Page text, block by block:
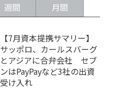
週間 月間
【7月資本提携サマリー】
サッポロ、カールスバーグ
とアジアに合弁会社 セブ
ンはPayPayなど3社の出資
受け入れ